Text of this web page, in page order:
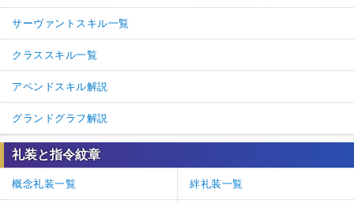
サーヴァントスキル一覧
クラススキル一覧
アペンドスキル解説
グランドグラフ解説
礼装と指令紋章
概念礼装一覧 絆礼装一覧